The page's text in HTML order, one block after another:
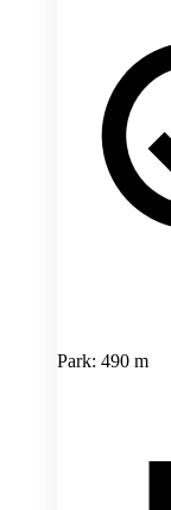
Park: 490 m